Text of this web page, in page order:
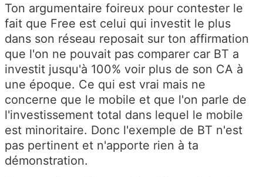
Ton argumentaire foireux pour contester le
fait que Free est celui qui investit le plus
dans son réseau reposait sur ton affirmation
que l'on ne pouvait pas comparer car BT a
investit jusqu'à 100% voir plus de son CA à
une époque. Ce qui est vrai mais ne
concerne que le mobile et que l'on parle de
l'investissement total dans lequel le mobile
est minoritaire. Donc l'exemple de BT n'est
pas pertinent et n'apporte rien à ta
démonstration.